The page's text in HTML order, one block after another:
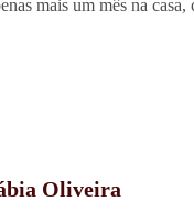
mais um mês na
Oliveira